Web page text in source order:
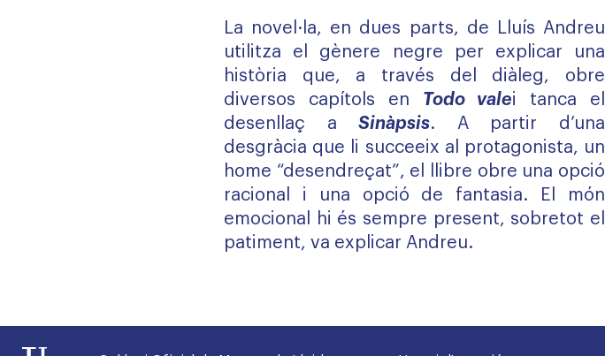
La novel·la, en dues parts, de Lluís Andreu
utilitza el gènere negre per explicar una
història que, a través del diàleg, obre
diversos capítols en Todo valei tanca el
desenllaç aSinàpsis. A partir d’una
desgràcia que li succeeix al protagonista, un
home “desendreçat”, el llibre obre una opció
racional i una opció de fantasia. El món
emocional hi és sempre present, sobretot el
patiment, va explicar Andreu.